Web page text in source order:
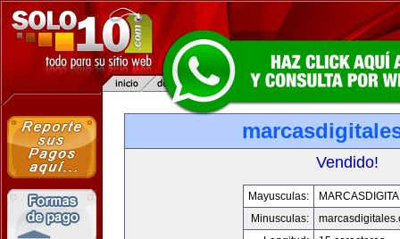
Vendido!
Mayusculas:
Minusculas: